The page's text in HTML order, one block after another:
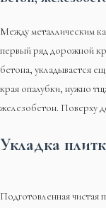
Между металлическим
первый ряд дорожной
бетона, укладывается
края опалубки, нужно
железобетон. Поверху
Укладка
Подготовленная чистая